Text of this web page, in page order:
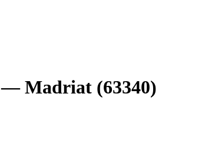
—Madriat (63340)